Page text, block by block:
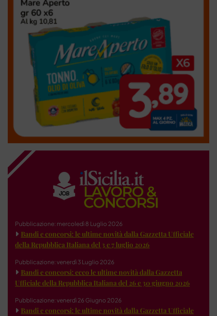
Pubblicazione: mercoledì 8 Luglio 2026
Bandi e concorsi: le ultime novità dalla Gazzetta Ufficiale
della Repubblica Italiana del 3 e 7 luglio 2026
Pubblicazione: venerdì 3 Luglio 2026
Bandi e concorsi: ecco le ultime novità dalla Gazzetta
Ufficiale della Repubblica Italiana del 26 e 30 giugno 2026
Pubblicazione: venerdì 26 Giugno 2026
Bandi e concorsi: le ultime novità dalla Gazzetta Ufficiale